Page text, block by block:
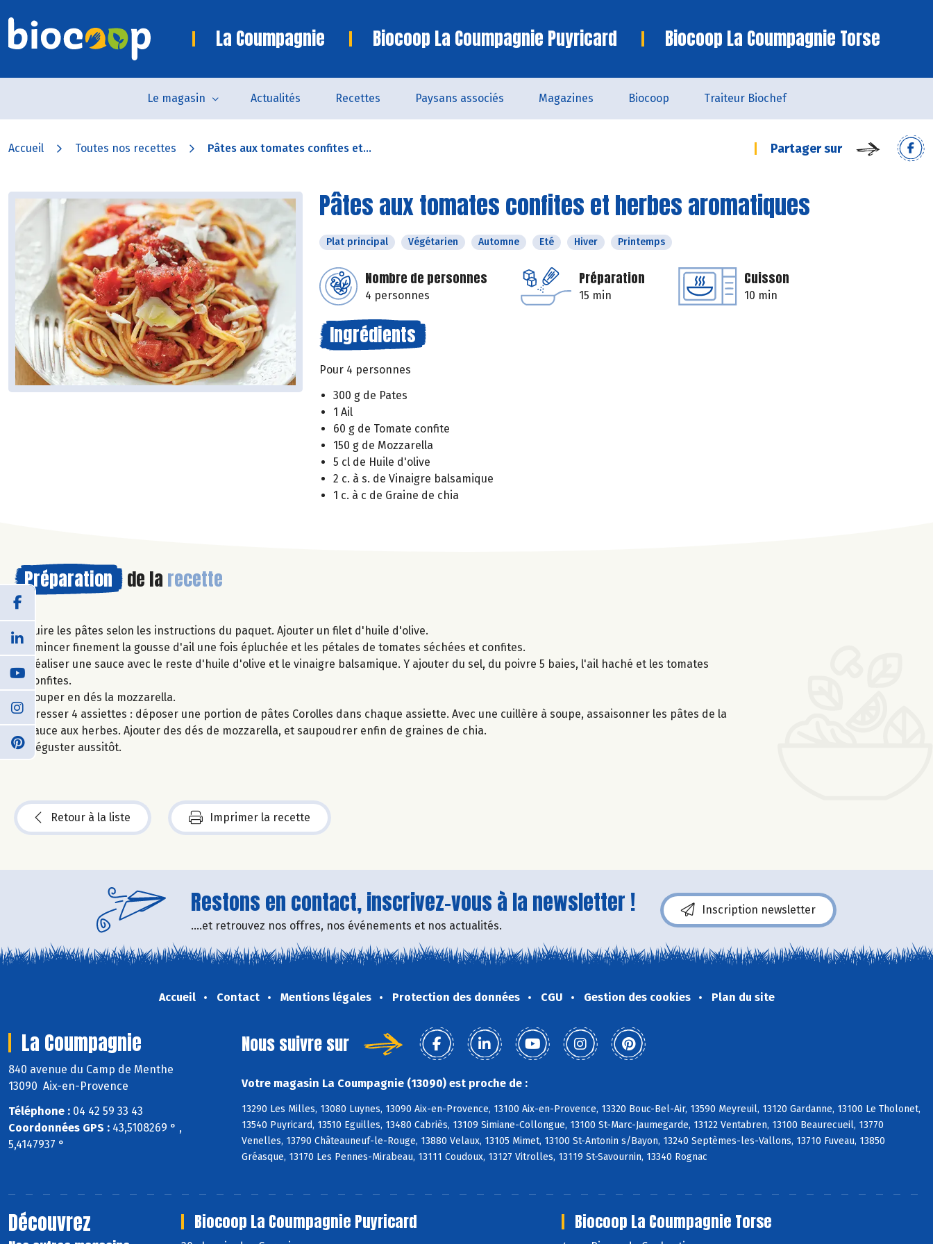
La Coumpagnie Biocoop La Coumpagnie Puyricard Biocoop La Coumpagnie Torse
Le magasin Actualités Recettes Paysans associés Magazines Biocoop Traiteur Biochef
Accueil Toutes nos recettes Pâtes aux tomates confites et... Partager sur
Pâtes aux tomates confites et herbes aromatiques
Plat principal Végétarien Automne Eté Hiver Printemps
Nombre de personnes
4 personnes
Préparation
15 min
Cuisson
10 min
Ingrédients
Pour 4 personnes
300 g de Pates
1 Ail
60 g de Tomate confite
150 g de Mozzarella
5 cl de Huile d'olive
2 c. à s. de Vinaigre balsamique
1 c. à c de Graine de chia
Préparation de la recette
Cuire les pâtes selon les instructions du paquet. Ajouter un filet d'huile d'olive.
Emincer finement la gousse d'ail une fois épluchée et les pétales de tomates séchées et confites.
Réaliser une sauce avec le reste d'huile d'olive et le vinaigre balsamique. Y ajouter du sel, du poivre 5 baies, l'ail haché et les tomates
confites.
Couper en dés la mozzarella.
Dresser 4 assiettes : déposer une portion de pâtes Corolles dans chaque assiette. Avec une cuillère à soupe, assaisonner les pâtes de la
sauce aux herbes. Ajouter des dés de mozzarella, et saupoudrer enfin de graines de chia.
Déguster aussitôt.
Retour à la liste Imprimer la recette
Restons en contact, inscrivez-vous à la newsletter !
....et retrouvez nos offres, nos événements et nos actualités.
Inscription newsletter
Accueil Contact Mentions légales Protection des données CGU Gestion des cookies Plan du site
La Coumpagnie
840 avenue du Camp de Menthe
13090 Aix-en-Provence
Téléphone : 04 42 59 33 43
Coordonnées GPS : 43,5108269 ° ,
5,4147937 °
Nous suivre sur
Votre magasin La Coumpagnie (13090) est proche de :
13290 Les Milles, 13080 Luynes, 13090 Aix-en-Provence, 13100 Aix-en-Provence, 13320 Bouc-Bel-Air, 13590 Meyreuil, 13120 Gardanne, 13100 Le Tholonet,
13540 Puyricard, 13510 Eguilles, 13480 Cabriès, 13109 Simiane-Collongue, 13100 St-Marc-Jaumegarde, 13122 Ventabren, 13100 Beaurecueil, 13770
Venelles, 13790 Châteauneuf-le-Rouge, 13880 Velaux, 13105 Mimet, 13100 St-Antonin s/Bayon, 13240 Septèmes-les-Vallons, 13710 Fuveau, 13850
Gréasque, 13170 Les Pennes-Mirabeau, 13111 Coudoux, 13127 Vitrolles, 13119 St-Savournin, 13340 Rognac
Découvrez Biocoop La Coumpagnie Puyricard Biocoop La Coumpagnie Torse